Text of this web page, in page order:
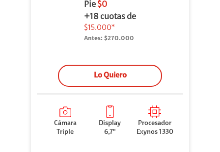
Pie $0
+18 cuotas de
$15.000*
Antes: $270.000
Lo Quiero
Cámara
Triple
Display
6,7"
Procesador
Exynos 1330